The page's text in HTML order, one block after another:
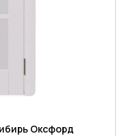
Оксфорд